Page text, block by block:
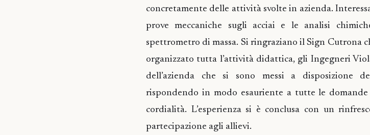
concretamente delle attività svolte in azienda.
prove meccaniche sugli acciai e le analisi
spettrometro di massa. Si ringraziano il Sign Cutrona
organizzato tutta l’attività didattica, gli Ingegneri
dell’azienda che si sono messi a disposizione
rispondendo in modo esauriente a tutte le
cordialità. L’esperienza si è conclusa con un
partecipazione agli allievi.